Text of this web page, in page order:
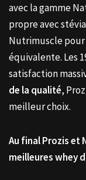
avec la gamme
propre avec
Nutrimuscle
équivalente. Les
satisfaction
de la qualité,
meilleur choix.
Au final Prozis et
meilleures whey